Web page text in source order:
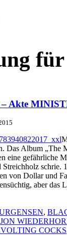
für
– Akte
Das Album „The
eine gefährliche
Streichholz schrie.
von Dollar und
aber
,
JON
COCKS